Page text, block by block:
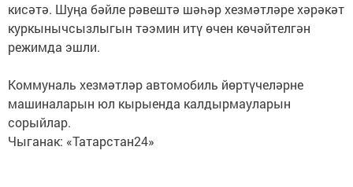
кисәтә. Шуңа бәйле рәвештә шәһәр хезмәтләре хәрәкәт
куркынычсызлыгын тәэмин итү өчен көчәйтелгән
режимда эшли.
Коммуналь хезмәтләр автомобиль йөртүчеләрне
машиналарын юл кырыенда калдырмауларын
сорыйлар.
Чыганак: «Татарстан24»